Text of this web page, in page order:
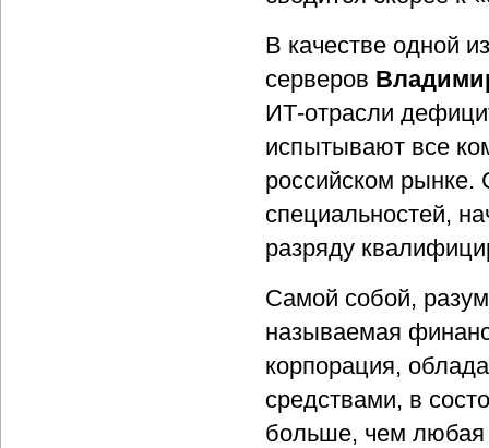
В качестве одной
серверов
ИТ-отрасли
испытывают все
российском рынке.
специальностей,
разряду
Самой собой,
называемая
корпорация,
средствами, в
больше, чем любая